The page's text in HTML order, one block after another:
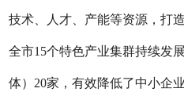
技术、人才、产能等资源，打
全市15个特色产业集群持续发
体）20家，有效降低了中小企